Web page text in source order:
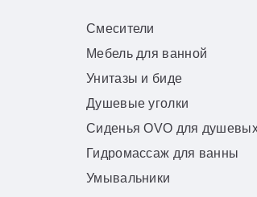
Смесители
Мебель для ванной
Унитазы и биде
Душевые уголки
Сиденья OVO для
Гидромассаж для ванны
Умывальники